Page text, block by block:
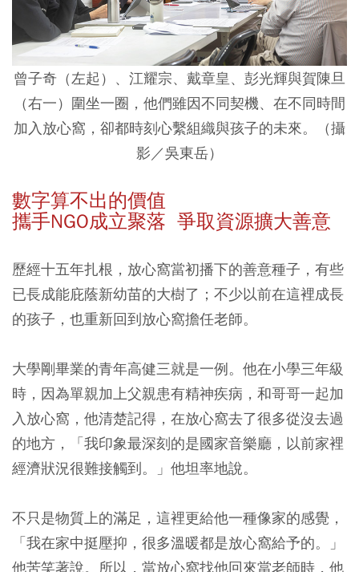
曾子奇（左起）、江耀宗、戴章皇、彭光輝與賀陳旦
（右一）圍坐一圈，他們雖因不同契機、在不同時間
加入放心窩，卻都時刻心繫組織與孩子的未來。（攝
影／吳東岳）
數字算不出的價值
攜手NGO成立聚落 爭取資源擴大善意
歷經十五年扎根，放心窩當初播下的善意種子，有些
已長成能庇蔭新幼苗的大樹了；不少以前在這裡成長
的孩子，也重新回到放心窩擔任老師。
大學剛畢業的青年高健三就是一例。他在小學三年級
時，因為單親加上父親患有精神疾病，和哥哥一起加
入放心窩，他清楚記得，在放心窩去了很多從沒去過
的地方，「我印象最深刻的是國家音樂廳，以前家裡
經濟狀況很難接觸到。」他坦率地說。
不只是物質上的滿足，這裡更給他一種像家的感覺，
「我在家中挺壓抑，很多溫暖都是放心窩給予的。」
他苦笑著說。所以，當放心窩找他回來當老師時，他